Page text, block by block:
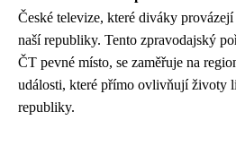
České televize, které diváky
naší republiky. Tento zpravodajský
ČT pevné místo, se zaměřuje na
události, které přímo ovlivňují životy
republiky.